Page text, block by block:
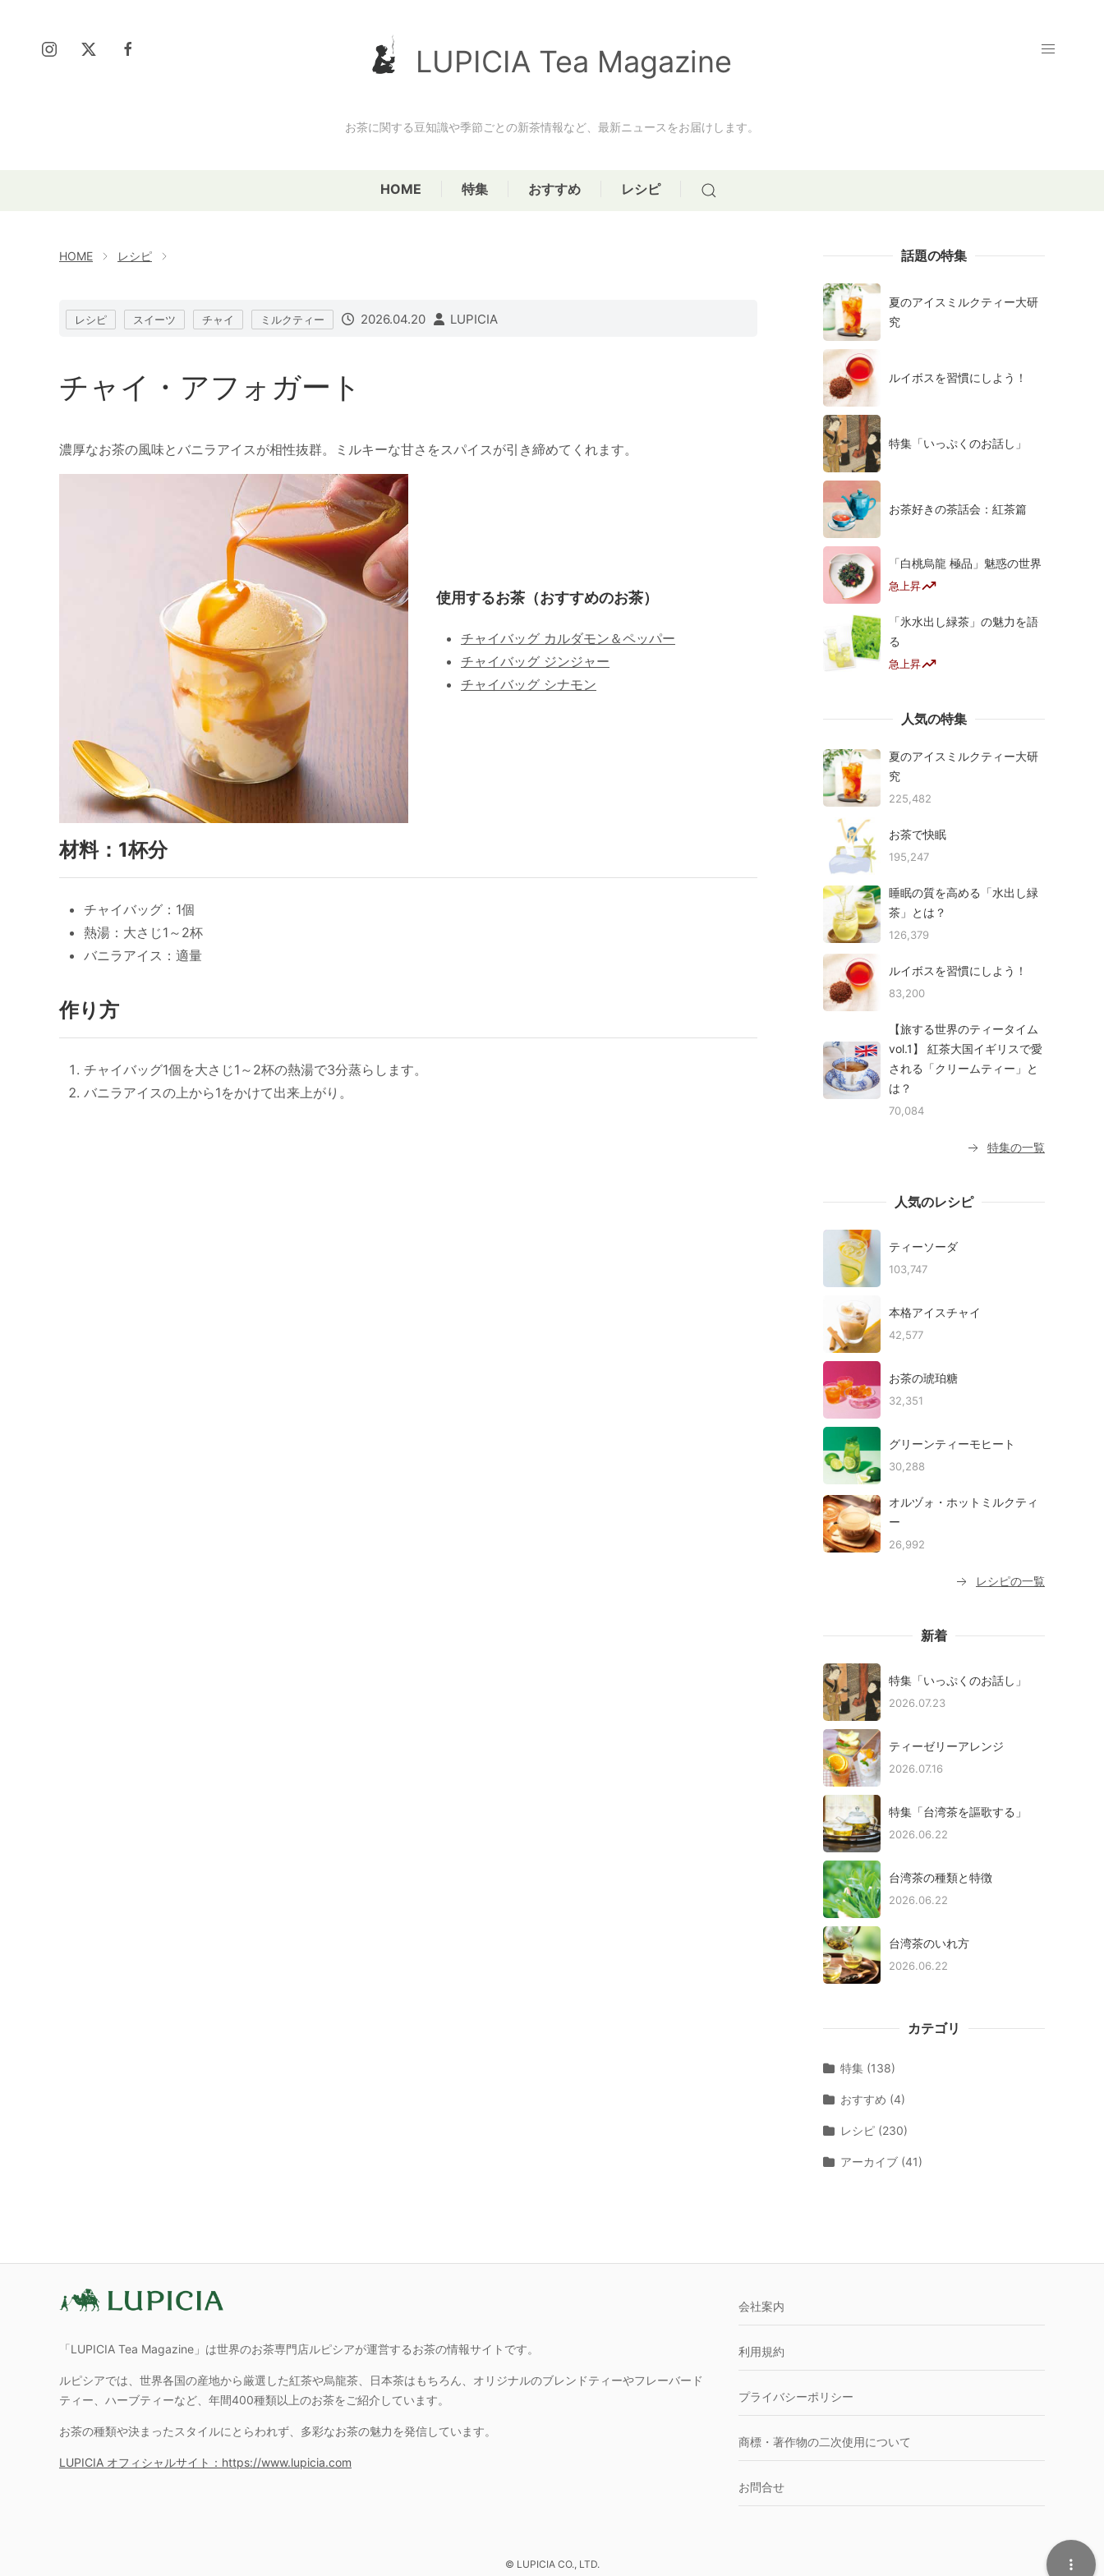
LUPICIA Tea Magazine
お茶に関する豆知識や季節ごとの新茶情報など、最新ニュースをお届けします。
HOME 特集 おすすめ レシピ
HOME レシピ
レシピ スイーツ チャイ ミルクティー 2026.04.20 LUPICIA
チャイ・アフォガート
濃厚なお茶の風味とバニラアイスが相性抜群。ミルキーな甘さをスパイスが引き締めてくれます。
使用するお茶（おすすめのお茶）
チャイバッグ カルダモン＆ペッパー
チャイバッグ ジンジャー
チャイバッグ シナモン
材料：1杯分
チャイバッグ：1個
熱湯：大さじ1～2杯
バニラアイス：適量
作り方
チャイバッグ1個を大さじ1～2杯の熱湯で3分蒸らします。
バニラアイスの上から1をかけて出来上がり。
話題の特集
夏のアイスミルクティー大研
究
ルイボスを習慣にしよう！
特集「いっぷくのお話し」
お茶好きの茶話会：紅茶篇
「白桃烏龍 極品」魅惑の世界
急上昇
「氷水出し緑茶」の魅力を語
る
急上昇
人気の特集
夏のアイスミルクティー大研
究
225,482
お茶で快眠
195,247
睡眠の質を高める「水出し緑
茶」とは？
126,379
ルイボスを習慣にしよう！
83,200
【旅する世界のティータイム
vol.1】 紅茶大国イギリスで愛
される「クリームティー」と
は？
70,084
特集の一覧
人気のレシピ
ティーソーダ
103,747
本格アイスチャイ
42,577
お茶の琥珀糖
32,351
グリーンティーモヒート
30,288
オルヅォ・ホットミルクティ
ー
26,992
レシピの一覧
新着
特集「いっぷくのお話し」
2026.07.23
ティーゼリーアレンジ
2026.07.16
特集「台湾茶を謳歌する」
2026.06.22
台湾茶の種類と特徴
2026.06.22
台湾茶のいれ方
2026.06.22
カテゴリ
特集 (138)
おすすめ (4)
レシピ (230)
アーカイブ (41)
「LUPICIA Tea Magazine」は世界のお茶専門店ルピシアが運営するお茶の情報サイトです。
ルピシアでは、世界各国の産地から厳選した紅茶や烏龍茶、日本茶はもちろん、オリジナルのブレンドティーやフレーバード
ティー、ハーブティーなど、年間400種類以上のお茶をご紹介しています。
お茶の種類や決まったスタイルにとらわれず、多彩なお茶の魅力を発信しています。
LUPICIA オフィシャルサイト：https://www.lupicia.com
会社案内
利用規約
プライバシーポリシー
商標・著作物の二次使用について
お問合せ
© LUPICIA CO., LTD.